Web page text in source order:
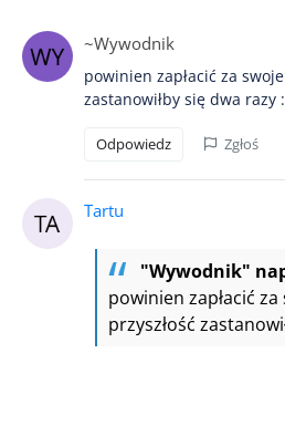
~Wywodnik
powinien zapłacić za
zastanowiłby się dwa razy
Odpowiedz Zgłoś
Tartu
"Wywodnik"
powinien zapłacić
przyszłość